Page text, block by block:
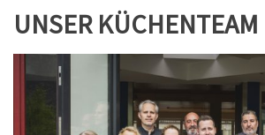
UNSER KÜCHENTEAM